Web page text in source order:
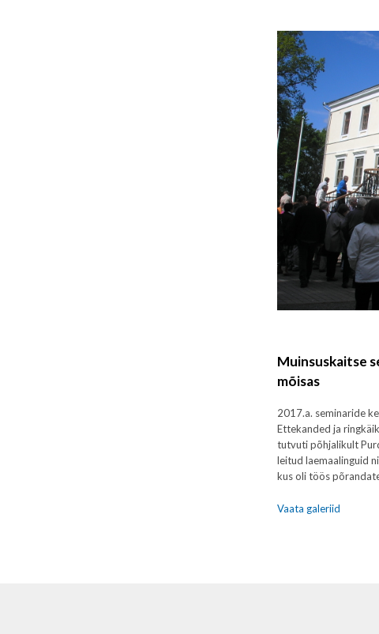
Muinsuskaitse
mõisas
2017.a. seminaride
Ettekanded ja
tutvuti põhjalikult
leitud laemaalinguid
kus oli töös
Vaata galeriid